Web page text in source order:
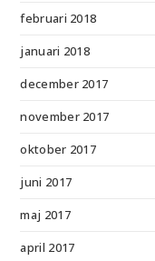
februari 2018
januari 2018
december 2017
november 2017
oktober 2017
juni 2017
maj 2017
april 2017